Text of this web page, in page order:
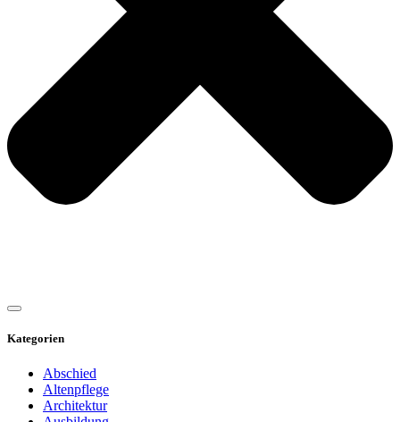
Kategorien
Abschied
Altenpflege
Architektur